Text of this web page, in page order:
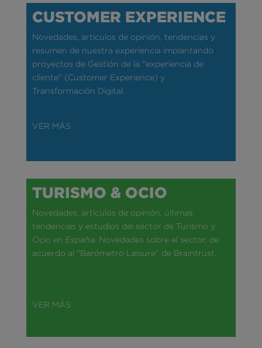
CUSTOMER EXPERIENCE
Novedades, artículos de opinión, tendencias y
resumen de nuestra experiencia implantando
proyectos de Gestión de la "experiencia de
cliente" (Customer Experience) y
Transformación Digital.
VER MÁS
TURISMO & OCIO
Novedades, artículos de opinión, últimas
tendencias y estudios del sector de Turismo y
Ocio en España. Novedades sobre el sector, de
acuerdo al "Barómetro Leisure" de Braintrust.
VER MÁS